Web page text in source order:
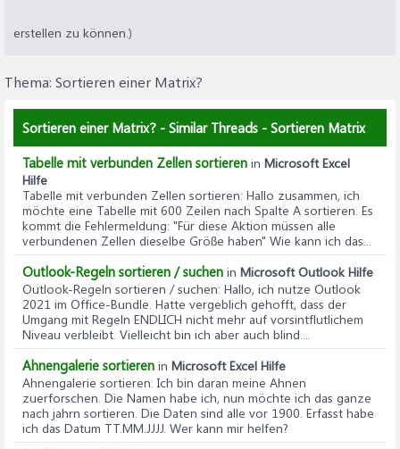
erstellen zu können.)
Thema: Sortieren einer Matrix?
Sortieren einer Matrix? - Similar Threads - Sortieren Matrix
Tabelle mit verbunden Zellen sortieren in Microsoft Excel
Hilfe
Tabelle mit verbunden Zellen sortieren: Hallo zusammen, ich
möchte eine Tabelle mit 600 Zeilen nach Spalte A sortieren. Es
kommt die Fehlermeldung: "Für diese Aktion müssen alle
verbundenen Zellen dieselbe Größe haben" Wie kann ich das...
Outlook-Regeln sortieren / suchen in Microsoft Outlook Hilfe
Outlook-Regeln sortieren / suchen: Hallo, ich nutze Outlook
2021 im Office-Bundle. Hatte vergeblich gehofft, dass der
Umgang mit Regeln ENDLICH nicht mehr auf vorsintflutlichem
Niveau verbleibt. Vielleicht bin ich aber auch blind....
Ahnengalerie sortieren in Microsoft Excel Hilfe
Ahnengalerie sortieren: Ich bin daran meine Ahnen
zuerforschen. Die Namen habe ich, nun möchte ich das ganze
nach jahrn sortieren. Die Daten sind alle vor 1900. Erfasst habe
ich das Datum TT.MM.JJJJ. Wer kann mir helfen?